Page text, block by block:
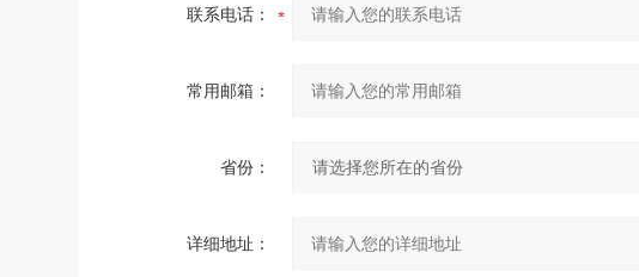
联系电话：
常用邮箱：
省份：
详细地址：